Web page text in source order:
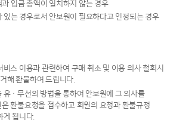
입금 총액이 일치하지 않는 경우
있는 경우로서 안보원이 필요하다고 인정되는 경우
비스 이용과 관련하여 구매 취소 및 이용 의사 철회시
해 환불하여 드립니다.
유ㆍ무선의 방법을 통하여 안보원에 그 의사를
환불요청을 접수하고 회원의 요청과 환불규정
게 됩니다.